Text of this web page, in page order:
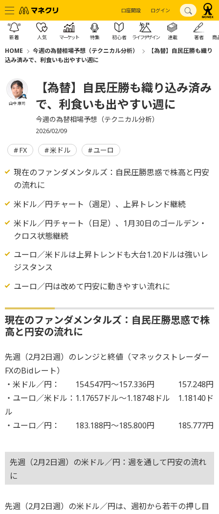
口座開設 ログイン
新着 人気 マーケット 特集 初心者 ライフデザイン 連載 著者 商
HOME 今週の為替相場予想（テクニカル分析）
【為替】自民圧勝も織り
込み済みで、利食いも出やすい週に
山中 康司
【為替】自民圧勝も織り込み済み
で、利食いも出やすい週に
今週の為替相場予想（テクニカル分析）
2026/02/09
FX 米ドル ユーロ
現在のファンダメンタルズ：自民圧勝思惑で株高と円安
の流れに
米ドル／円チャート（週足）、上昇トレンド継続
米ドル／円チャート（日足）、1月30日のゴールデン・
クロス状態継続
ユーロ／米ドルは上昇トレンドも大台1.20ドルは強いレ
ジスタンス
ユーロ／円は改めて円安に動きやすい流れに
現在のファンダメンタルズ：自民圧勝思惑で株
高と円安の流れに
先週（2月2日週）のレンジと終値（マネックストレーダー
FXのBidレート）
・米ドル／円： 154.547円～157.336円 157.248円
・ユーロ／米ドル：1.17657ドル～1.18748ドル 1.18140ド
ル
・ユーロ／円： 183.188円～185.800円 185.777円
先週（2月2日週）の米ドル／円：週を通して円安の流れ
に
先週（2月2日週）の米ドル／円は、週初から若干の押し目